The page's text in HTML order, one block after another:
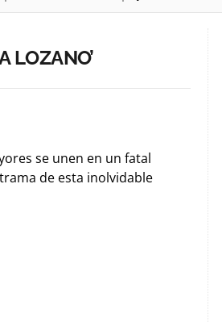
LOZANO’
se unen en un fatal
de esta inolvidable